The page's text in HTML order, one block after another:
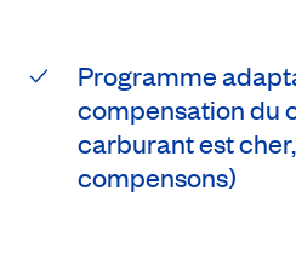
Programme
compensation du
carburant est
compensons)